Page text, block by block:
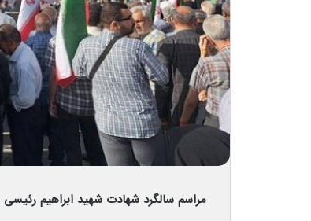
مراسم سالگرد شهادت شهید ابراهیم